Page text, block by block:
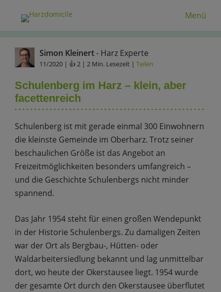
Menü
Simon Kleinert- Harz Experte
11/2020 | 👍 2 | 2 Min. Lesezeit | Teilen
Schulenberg im Harz – klein, aber
facettenreich
Schulenberg ist mit gerade einmal 300 Einwohnern
die kleinste Gemeinde im Oberharz. Trotz seiner
beschaulichen Größe ist das Angebot an
Freizeitmöglichkeiten besonders umfangreich –
und die Geschichte Schulenbergs nicht minder
spannend.
Das Jahr 1954 steht für einen großen Wendepunkt
in der Historie Schulenbergs. Zu damaligen Zeiten
war der Ort als Bergbau-, Hütten- oder
Waldarbeitersiedlung bekannt und lag unmittelbar
dort, wo heute der Okerstausee liegt. 1954 wurde
der gesamte Ort durch den Okerstausee überflutet